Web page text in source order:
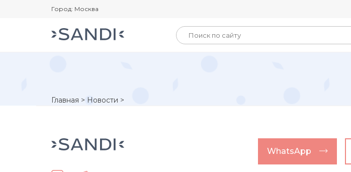
Город: Москва
Главная > Новости >
WhatsApp